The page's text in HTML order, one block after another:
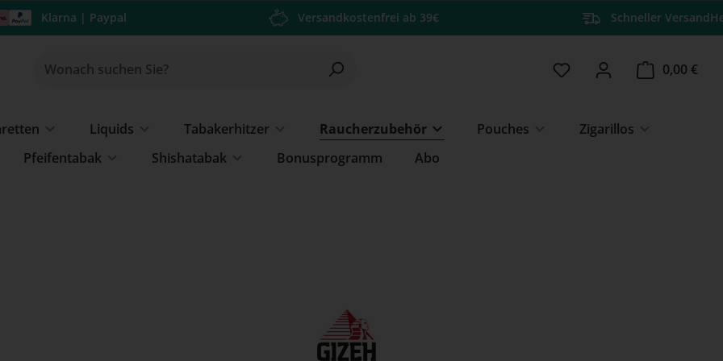
Klarna | Paypal Versandkostenfrei ab 39€ Schneller Versand
Du hast 0 Produkte auf
0,00 €
Liquids Tabakerhitzer Raucherzubehör Pouches
Zigarillos
Pfeifentabak
Shishatabak Bonusprogramm Abo